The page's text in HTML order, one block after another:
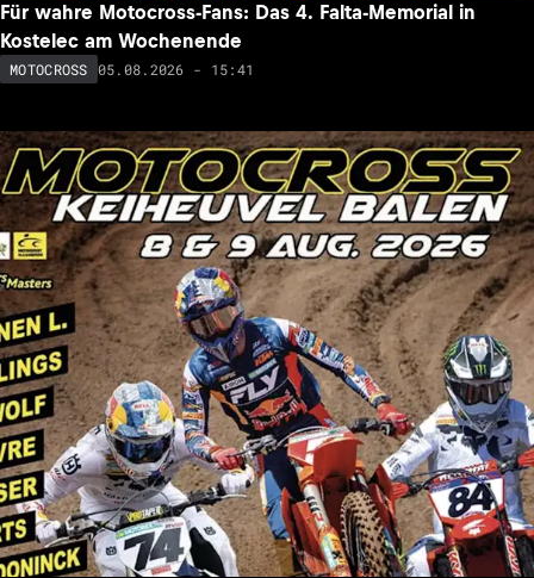
Für wahre Motocross-Fans: Das 4. Falta-Memorial in
Kostelec am Wochenende
MOTOCROSS 05.08.2026 - 15:41